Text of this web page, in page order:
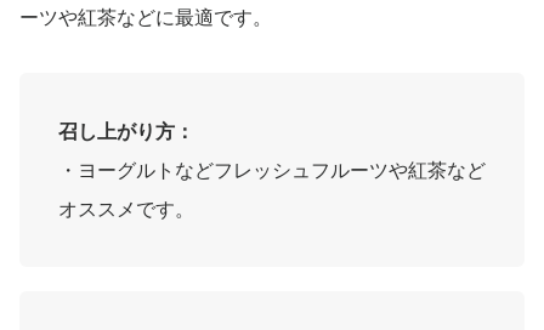
ーツや紅茶などに最適です。
召し上がり方：
・ヨーグルトなどフレッシュフルーツや紅茶など
オススメです。